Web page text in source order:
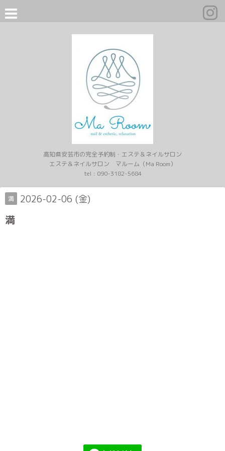
高知県安芸市の完全予約制・エステ＆ネイルサロン
エステ＆ネイルサロン マルーム（Ma Room）
tel : 090-3182-5684
満 2026-02-06 (金)
満